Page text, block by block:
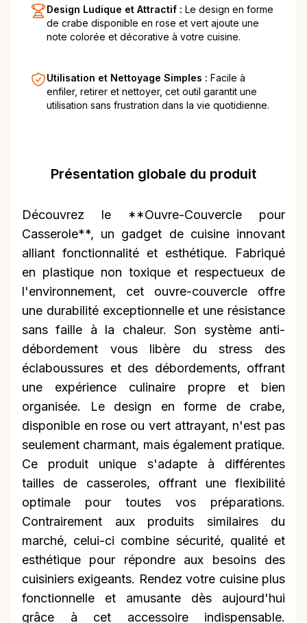
Design Ludique et Attractif : Le design en forme
de crabe disponible en rose et vert ajoute une
note colorée et décorative à votre cuisine.
Utilisation et Nettoyage Simples : Facile à
enfiler, retirer et nettoyer, cet outil garantit une
utilisation sans frustration dans la vie quotidienne.
Présentation globale du produit
Découvrez le **Ouvre-Couvercle pour
Casserole**, un gadget de cuisine innovant
alliant fonctionnalité et esthétique. Fabriqué
en plastique non toxique et respectueux de
l'environnement, cet ouvre-couvercle offre
une durabilité exceptionnelle et une résistance
sans faille à la chaleur. Son système anti-
débordement vous libère du stress des
éclaboussures et des débordements, offrant
une expérience culinaire propre et bien
organisée. Le design en forme de crabe,
disponible en rose ou vert attrayant, n'est pas
seulement charmant, mais également pratique.
Ce produit unique s'adapte à différentes
tailles de casseroles, offrant une flexibilité
optimale pour toutes vos préparations.
Contrairement aux produits similaires du
marché, celui-ci combine sécurité, qualité et
esthétique pour répondre aux besoins des
cuisiniers exigeants. Rendez votre cuisine plus
fonctionnelle et amusante dès aujourd'hui
grâce à cet accessoire indispensable.